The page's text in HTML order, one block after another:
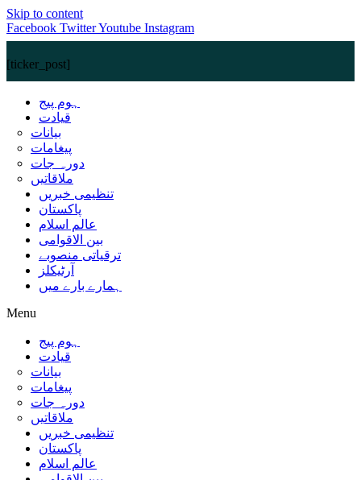
Skip to content
Facebook TwitterYoutube Instagram
[ticker_post]
ہوم پیج
قیادت
بیانات
پیغامات
دورہ جات
ملاقاتیں
تنظیمی خبریں
پاکستان
عالم اسلام
بین الاقوامی
ترقیاتی منصوبے
آرٹیکلز
ہمارے بارے میں
Menu
ہوم پیج
قیادت
بیانات
پیغامات
دورہ جات
ملاقاتیں
تنظیمی خبریں
پاکستان
عالم اسلام